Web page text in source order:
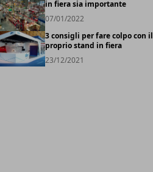
in fiera sia importante
07/01/2022
3 consigli per fare colpo con il
proprio stand in fiera
23/12/2021